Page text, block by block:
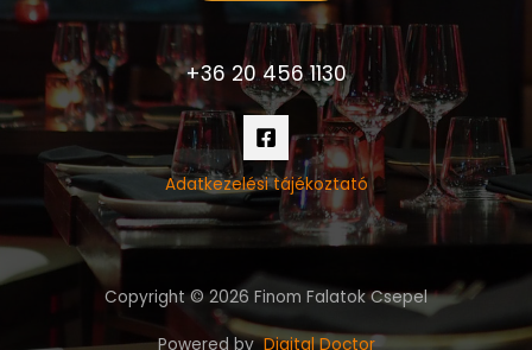
+36 20 456 1130
Adatkezelési tájékoztató
Copyright © 2026 Finom Falatok Csepel
Powered byDigital Doctor